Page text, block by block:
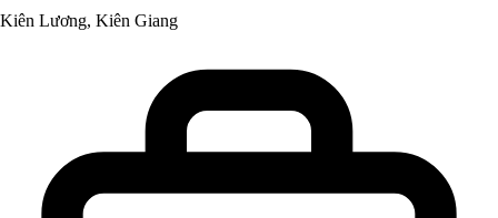
Kiên Lương, Kiên Giang